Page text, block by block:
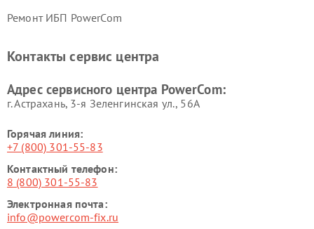
Ремонт ИБП PowerCom
Контакты сервис центра
Адрес сервисного центра PowerCom:
г. Астрахань, 3-я Зеленгинская ул., 56А
Горячая линия:
+7 (800) 301-55-83
Контактный телефон:
8 (800) 301-55-83
Электронная почта:
info@powercom-fix.ru